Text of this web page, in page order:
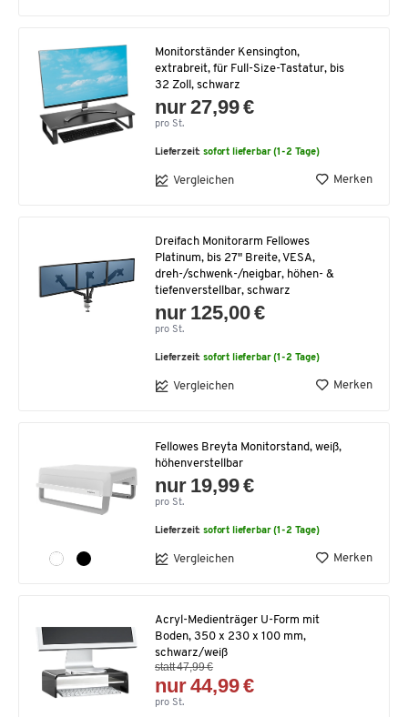
Monitorständer Kensington,
extrabreit, für Full-Size-Tastatur, bis
32 Zoll, schwarz
nur 27,99 €
pro St.
Lieferzeit:sofort lieferbar (1-2 Tage)
Vergleichen Merken
Dreifach Monitorarm Fellowes
Platinum, bis 27" Breite, VESA,
dreh-/schwenk-/neigbar, höhen- &
tiefenverstellbar, schwarz
nur 125,00 €
pro St.
Lieferzeit:sofort lieferbar (1-2 Tage)
Vergleichen Merken
Fellowes Breyta Monitorstand, weiß,
höhenverstellbar
nur 19,99 €
pro St.
Lieferzeit:sofort lieferbar (1-2 Tage)
Vergleichen Merken
Acryl-Medienträger U-Form mit
Boden, 350 x 230 x 100 mm,
schwarz/weiß
statt 47,99 €
nur 44,99 €
pro St.